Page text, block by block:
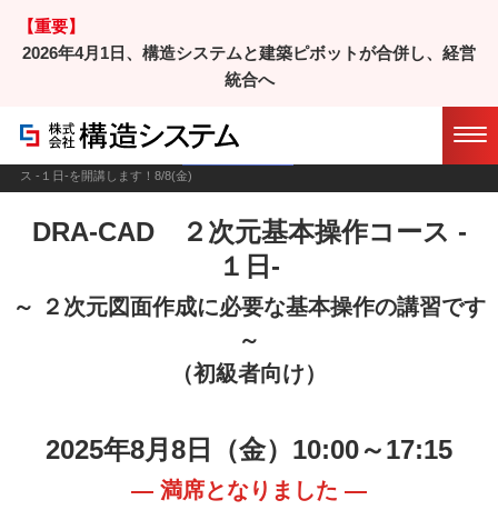
【重要】
2026年4月1日、構造システムと建築ピボットが合併し、経営
統合へ
ホーム / セミナー/スクール
ス -１日-を開講します！8/8(金)
DRA-CAD ２次元基本操作コース -
１日-
～ ２次元図面作成に必要な基本操作の講習です
～
（初級者向け）
2025年8月8日（金）10:00～17:15
― 満席となりました ―